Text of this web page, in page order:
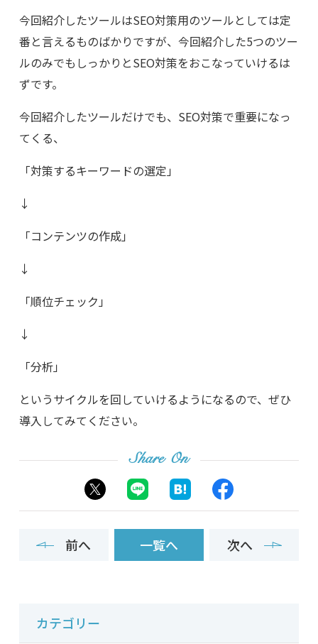
今回紹介したツールはSEO対策用のツールとしては定
番と言えるものばかりですが、今回紹介した5つのツー
ルのみでもしっかりとSEO対策をおこなっていけるは
ずです。
今回紹介したツールだけでも、 SEO対策で重要になっ
てくる、
「対策するキーワードの選定」
↓
「コンテンツの作成」
↓
「順位チェック」
↓
「分析」
というサイクルを回していけるようになるので、ぜひ
導入してみてください。
Share On
前へ 一覧へ 次へ
カテゴリー